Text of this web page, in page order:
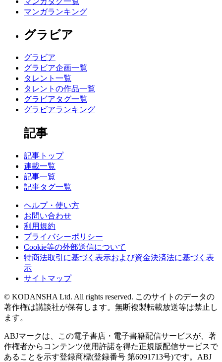
マンガランキング
グラビア
グラビア
グラビア企画一覧
タレント一覧
タレントの作品一覧
グラビアタグ一覧
グラビアランキング
記事
記事トップ
連載一覧
記事一覧
記事タグ一覧
ヘルプ・使い方
お問い合わせ
利用規約
プライバシーポリシー
Cookie等の外部送信について
特商法取引に基づく表示および資金決済法に基づく表
示
サイトマップ
© KODANSHA Ltd. All rights reserved. このサイトのデータの
著作権は講談社が保有します。無断複製転載放送等は禁止し
ます。
ABJマークは、この電子書店・電子書籍配信サービスが、著
作権者からコンテンツ使用許諾を得た正規版配信サービスで
あることを示す登録商標(登録番号 第6091713号)です。ABJ